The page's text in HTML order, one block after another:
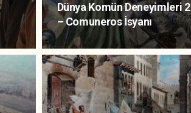
Dünya Komün Deneyimleri 2
– Comuneros İsyanı